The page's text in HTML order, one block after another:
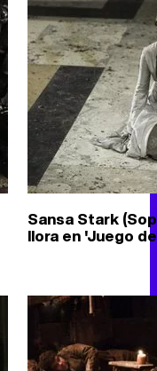
Sansa Stark
llora en 'Juego